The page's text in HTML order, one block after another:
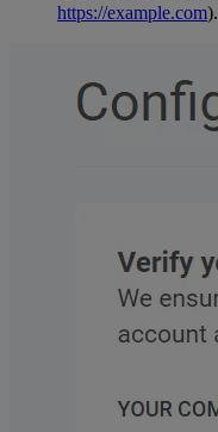
https://example.com).